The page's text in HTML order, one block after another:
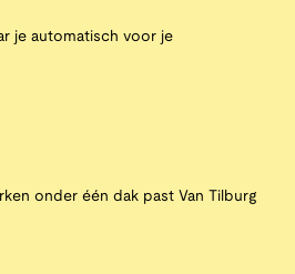
je automatisch voor je
onder één dak past Van Tilburg